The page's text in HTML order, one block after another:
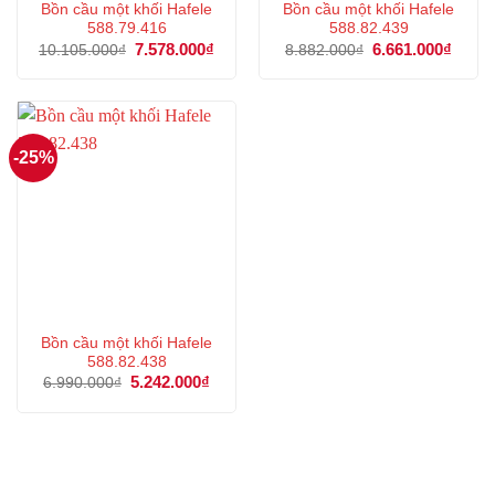
Bồn cầu một khối Hafele
588.79.416
10.105.000₫ Giá
7.578.000₫
Bồn cầu một khối Hafele
588.82.439
8.882.000₫ Giá
6.661.000₫
-25%
Bồn cầu một khối Hafele
588.82.438
6.990.000₫ Giá
5.242.000₫